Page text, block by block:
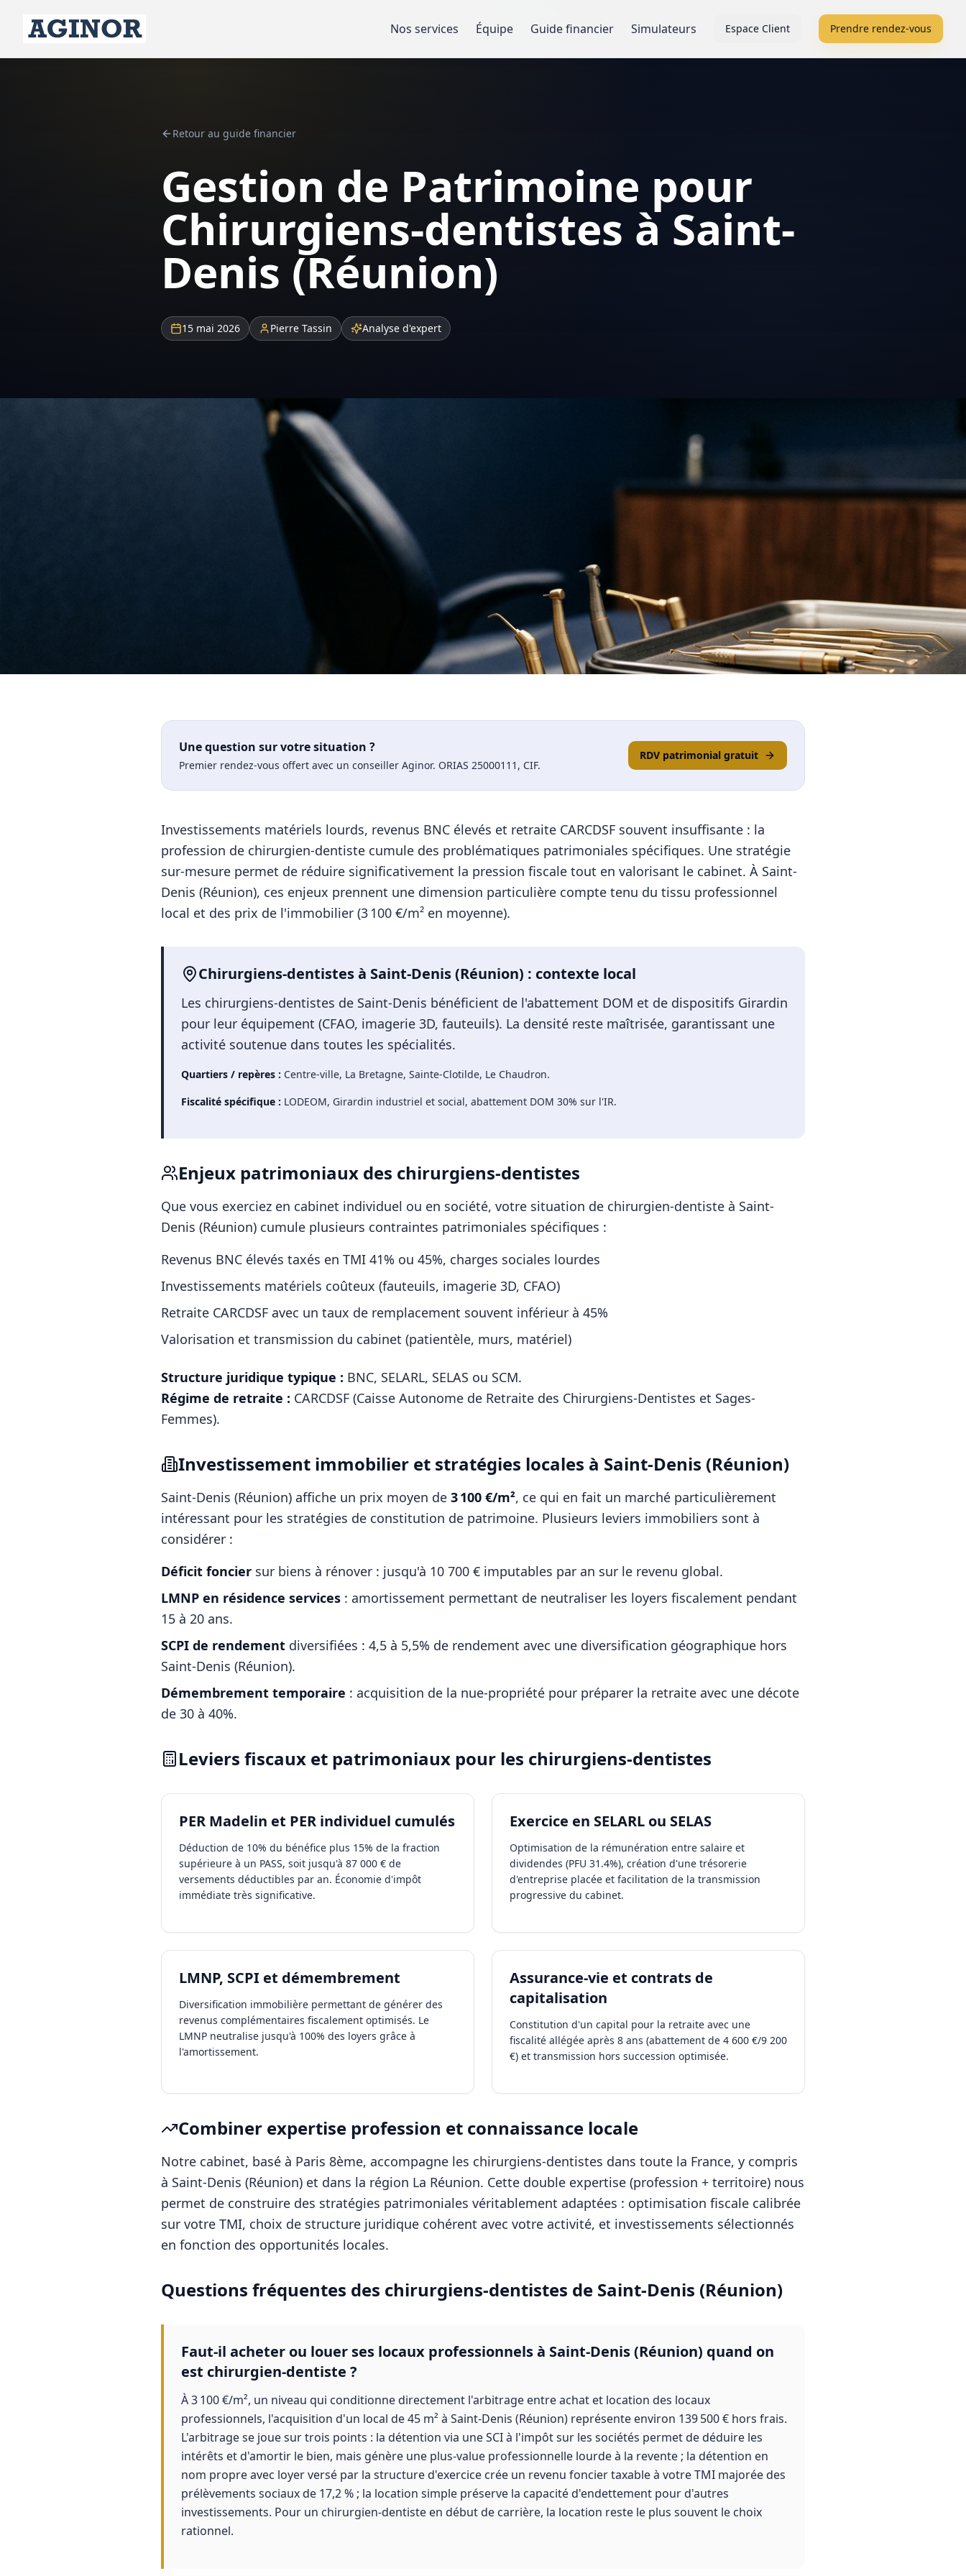
Nos services Équipe Guide financier Simulateurs Espace Client Prendre rendez-vous
Retour au guide financier
Gestion de Patrimoine pour
Chirurgiens-dentistes à Saint-
Denis (Réunion)
15 mai 2026 Pierre Tassin Analyse d'expert
Une question sur votre situation ?
Premier rendez-vous offert avec un conseiller Aginor. ORIAS 25000111, CIF.
RDV patrimonial gratuit
Investissements matériels lourds, revenus BNC élevés et retraite CARCDSF souvent insuffisante : la
profession de chirurgien-dentiste cumule des problématiques patrimoniales spécifiques. Une stratégie
sur-mesure permet de réduire significativement la pression fiscale tout en valorisant le cabinet. À Saint-
Denis (Réunion), ces enjeux prennent une dimension particulière compte tenu du tissu professionnel
local et des prix de l'immobilier (3 100 €/m² en moyenne).
Chirurgiens-dentistesà Saint-Denis (Réunion) : contexte local
Les chirurgiens-dentistes de Saint-Denis bénéficient de l'abattement DOM et de dispositifs Girardin
pour leur équipement (CFAO, imagerie 3D, fauteuils). La densité reste maîtrisée, garantissant une
activité soutenue dans toutes les spécialités.
Quartiers / repères : Centre-ville, La Bretagne, Sainte-Clotilde, Le Chaudron.
Fiscalité spécifique : LODEOM, Girardin industriel et social, abattement DOM 30% sur l'IR.
Enjeux patrimoniaux des chirurgiens-dentistes
Que vous exerciez en cabinet individuel ou en société, votre situation de chirurgien-dentiste à Saint-
Denis (Réunion) cumule plusieurs contraintes patrimoniales spécifiques :
Revenus BNC élevés taxés en TMI 41% ou 45%, charges sociales lourdes
Investissements matériels coûteux (fauteuils, imagerie 3D, CFAO)
Retraite CARCDSF avec un taux de remplacement souvent inférieur à 45%
Valorisation et transmission du cabinet (patientèle, murs, matériel)
Structure juridique typique : BNC, SELARL, SELAS ou SCM.
Régime de retraite : CARCDSF (Caisse Autonome de Retraite des Chirurgiens-Dentistes et Sages-
Femmes).
Investissement immobilier et stratégies locales à Saint-Denis (Réunion)
Saint-Denis (Réunion) affiche un prix moyen de 3 100 €/m², ce qui en fait un marché particulièrement
intéressant pour les stratégies de constitution de patrimoine. Plusieurs leviers immobiliers sont à
considérer :
Déficit foncier sur biens à rénover : jusqu'à 10 700 € imputables par an sur le revenu global.
LMNP en résidence services : amortissement permettant de neutraliser les loyers fiscalement pendant
15 à 20 ans.
SCPI de rendement diversifiées : 4,5 à 5,5% de rendement avec une diversification géographique hors
Saint-Denis (Réunion).
Démembrement temporaire : acquisition de la nue-propriété pour préparer la retraite avec une décote
de 30 à 40%.
Leviers fiscaux et patrimoniaux pour les chirurgiens-dentistes
PER Madelin et PER individuel cumulés
Déduction de 10% du bénéfice plus 15% de la fraction
supérieure à un PASS, soit jusqu'à 87 000 € de
versements déductibles par an. Économie d'impôt
immédiate très significative.
Exercice en SELARL ou SELAS
Optimisation de la rémunération entre salaire et
dividendes (PFU 31.4%), création d'une trésorerie
d'entreprise placée et facilitation de la transmission
progressive du cabinet.
LMNP, SCPI et démembrement
Diversification immobilière permettant de générer des
revenus complémentaires fiscalement optimisés. Le
LMNP neutralise jusqu'à 100% des loyers grâce à
l'amortissement.
Assurance-vie et contrats de
capitalisation
Constitution d'un capital pour la retraite avec une
fiscalité allégée après 8 ans (abattement de 4 600 €/9 200
€) et transmission hors succession optimisée.
Combiner expertise profession et connaissance locale
Notre cabinet, basé à Paris 8ème, accompagne les chirurgiens-dentistes dans toute la France, y compris
à Saint-Denis (Réunion) et dans la région La Réunion. Cette double expertise (profession + territoire) nous
permet de construire des stratégies patrimoniales véritablement adaptées : optimisation fiscale calibrée
sur votre TMI, choix de structure juridique cohérent avec votre activité, et investissements sélectionnés
en fonction des opportunités locales.
Questions fréquentes des chirurgiens-dentistes de Saint-Denis (Réunion)
Faut-il acheter ou louer ses locaux professionnels à Saint-Denis (Réunion) quand on
est chirurgien-dentiste ?
À 3 100 €/m², un niveau qui conditionne directement l'arbitrage entre achat et location des locaux
professionnels, l'acquisition d'un local de 45 m² à Saint-Denis (Réunion) représente environ 139 500 € hors frais.
L'arbitrage se joue sur trois points : la détention via une SCI à l'impôt sur les sociétés permet de déduire les
intérêts et d'amortir le bien, mais génère une plus-value professionnelle lourde à la revente ; la détention en
nom propre avec loyer versé par la structure d'exercice crée un revenu foncier taxable à votre TMI majorée des
prélèvements sociaux de 17,2 % ; la location simple préserve la capacité d'endettement pour d'autres
investissements. Pour un chirurgien-dentiste en début de carrière, la location reste le plus souvent le choix
rationnel.